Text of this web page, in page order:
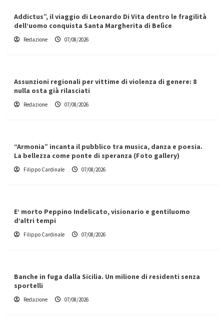
Addictus”, il viaggio di Leonardo Di Vita dentro le fragilità
dell’uomo conquista Santa Margherita di Belìce
Redazione 07/08/2026
Assunzioni regionali per vittime di violenza di genere: 8
nulla osta già rilasciati
Redazione 07/08/2026
“Armonia” incanta il pubblico tra musica, danza e poesia.
La bellezza come ponte di speranza (Foto gallery)
Filippo Cardinale 07/08/2026
E’ morto Peppino Indelicato, visionario e gentiluomo
d’altri tempi
Filippo Cardinale 07/08/2026
Banche in fuga dalla Sicilia. Un milione di residenti senza
sportelli
Redazione 07/08/2026